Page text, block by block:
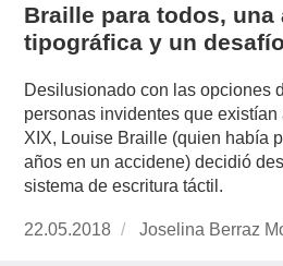
Braille para todos, una
tipográfica y un
Desilusionado con las opciones
personas invidentes que
XIX, Louise Braille (quien había
años en un accidene) decidió
sistema de escritura táctil.
Publicado
22.05.2018
https://
Joselina Berraz